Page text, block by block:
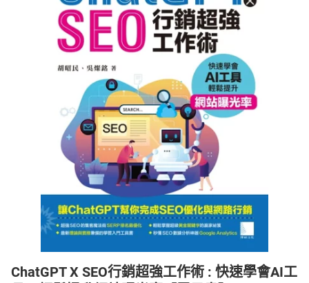
居家生活 3C家電 運動休閒
男裝 化妝保養
日本購物 電子/紙本書
HOT
ChatGPT X SEO行銷超強工作術 : 快速學會AI工